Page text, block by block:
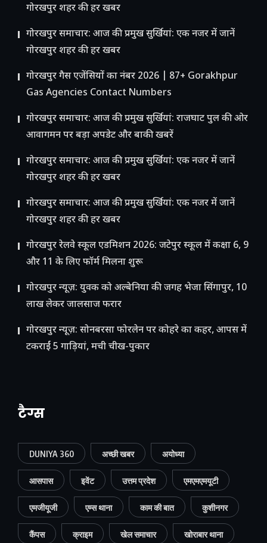
गोरखपुर शहर की हर खबर
गोरखपुर समाचार: आज की प्रमुख सुर्खियां: एक नजर में जानें
गोरखपुर शहर की हर खबर
गोरखपुर गैस एजेंसियों का नंबर 2026 | 87+ Gorakhpur
Gas Agencies Contact Numbers
गोरखपुर समाचार: आज की प्रमुख सुर्खियां: राजघाट पुल की ओर
आवागमन पर बड़ा अपडेट और बाकी खबरें
गोरखपुर समाचार: आज की प्रमुख सुर्खियां: एक नजर में जानें
गोरखपुर शहर की हर खबर
गोरखपुर समाचार: आज की प्रमुख सुर्खियां: एक नजर में जानें
गोरखपुर शहर की हर खबर
गोरखपुर रेलवे स्कूल एडमिशन 2026: जटेपुर स्कूल में कक्षा 6, 9
और 11 के लिए फॉर्म मिलना शुरू
गोरखपुर न्यूज़: युवक को अल्बेनिया की जगह भेजा सिंगापुर, 10
लाख लेकर जालसाज फरार
गोरखपुर न्यूज़: सोनबरसा फोरलेन पर कोहरे का कहर, आपस में
टकराईं 5 गाड़ियां, मची चीख-पुकार
टैग्स
DUNIYA 360 अच्छी खबर अयोध्या
आसपास इवेंट उत्तम प्रदेश एमएमएमयूटी
एमजीयूजी एम्स थाना काम की बात कुशीनगर
कैंपस क्राइम खेल समाचार खोराबार थाना